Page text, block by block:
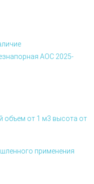
АОС 2025-
объем от 1 м3 высота от
применения